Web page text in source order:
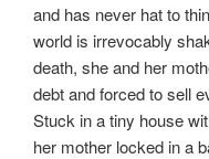
and has never hat to
world is irrevocably
death, she and her
debt and forced to sell
Stuck in a tiny house
her mother locked in a